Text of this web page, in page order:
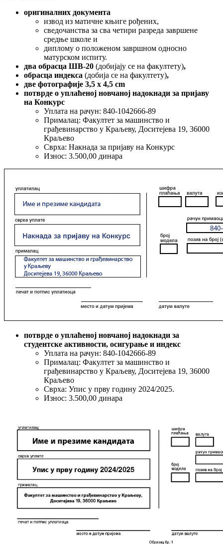
оригиналних документа
извод из матичне књиге рођених,
сведочанства за сва четири разреда завршене
средње школе и
диплому о положеном завршном односно
матурском испиту.
два обрасца ШВ-20 (добијају се на факултету),
обрасца индекса (добија се на факултету),
две фотографије 3,5 x 4,5 cm
потврде о уплаћеној новчаној надокнади за пријаву
на Конкурс
Уплата на рачун: 840-1042666-89
Прималац: Факултет за машинство и
грађевинарство у Краљеву, Доситејева 19, 36000
Краљево
Сврха: Накнада за пријаву на Конкурс
Износ: 3.500,00 динара
потврде о уплаћеној новчаној надокнади за
студентске активности, осигурање и индекс
Уплата на рачун: 840-1042666-89
Прималац: Факултет за машинство и
грађевинарство у Краљеву, Доситејева 19, 36000
Краљево
Сврха: Упис у прву годину 2024/2025.
Износ: 3.500,00 динара